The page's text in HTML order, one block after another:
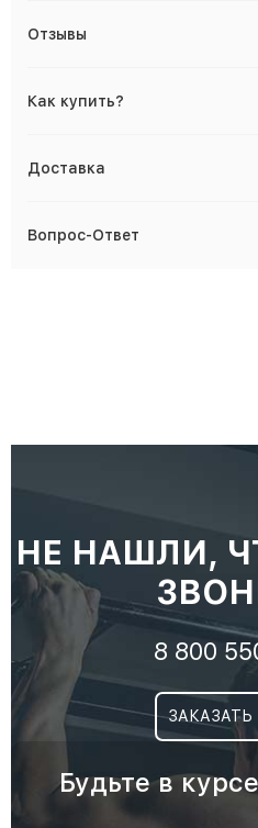
Отзывы
Как купить?
Доставка
Вопрос-Ответ
НЕ НАШЛИ,
8 800
Будьте в